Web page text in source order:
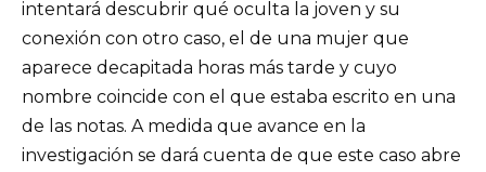
intentará descubrir qué oculta la joven y su
conexión con otro caso, el de una mujer que
aparece decapitada horas más tarde y cuyo
nombre coincide con el que estaba escrito en una
de las notas. A medida que avance en la
investigación se dará cuenta de que este caso abre